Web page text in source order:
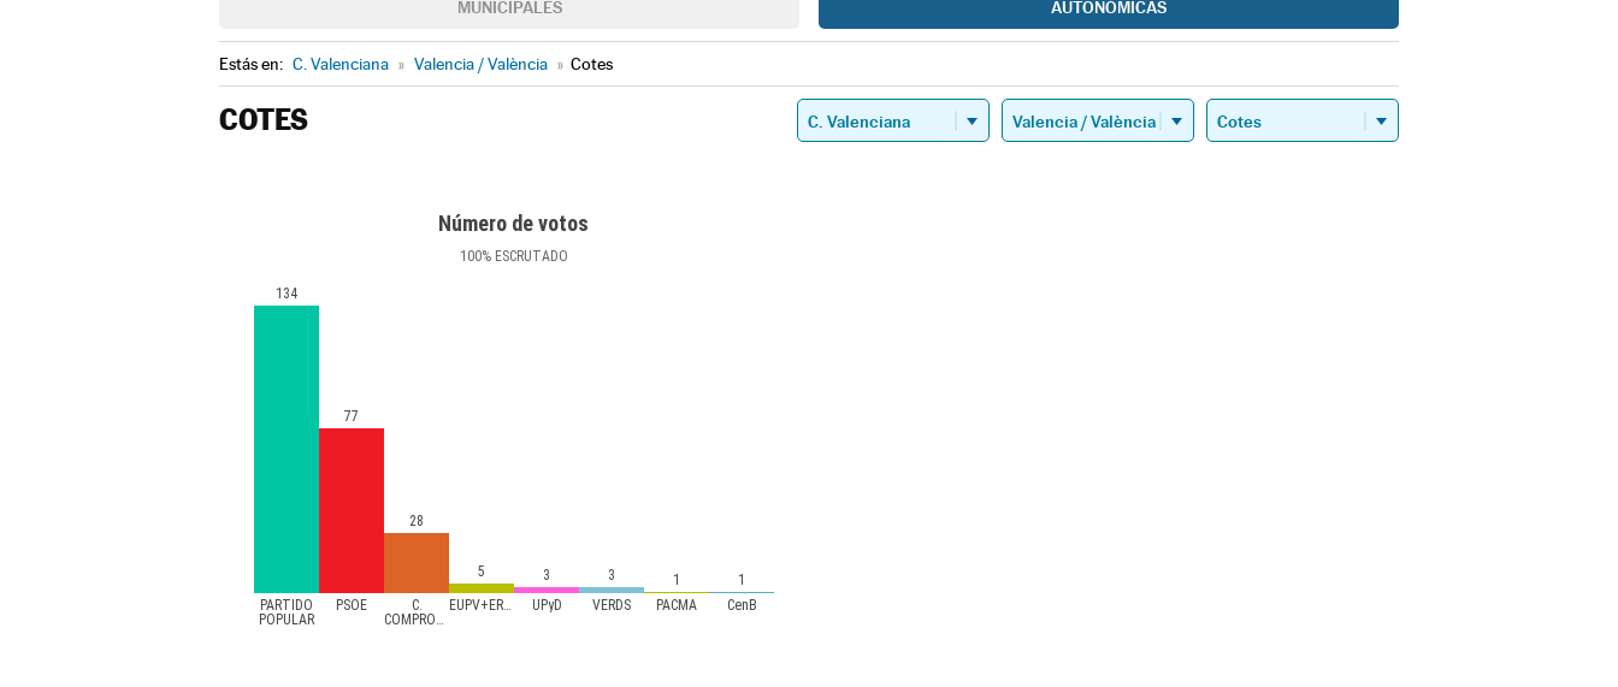
MUNICIPALES AUTONÓMICAS
Estás en: C. Valenciana » Valencia / València » Cotes
COTES
Número de votos
100%ESCRUTADO
PARTIDO
POPULAR
PSOE
C.
COMPROMÍS
EUPV+ERPV UPyD VERDS PACMA CenB
134
77
28
5 3 3 1 1